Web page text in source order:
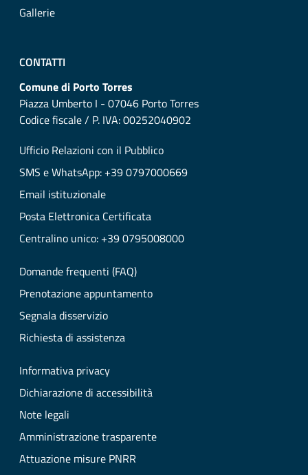
Gallerie
CONTATTI
Comune di Porto Torres
Piazza Umberto I - 07046 Porto Torres
Codice fiscale / P. IVA: 00252040902
Ufficio Relazioni con il Pubblico
SMS e WhatsApp: +39 0797000669
Email istituzionale
Posta Elettronica Certificata
Centralino unico: +39 0795008000
Domande frequenti (FAQ)
Prenotazione appuntamento
Segnala disservizio
Richiesta di assistenza
Informativa privacy
Dichiarazione di accessibilità
Note legali
Amministrazione trasparente
Attuazione misure PNRR